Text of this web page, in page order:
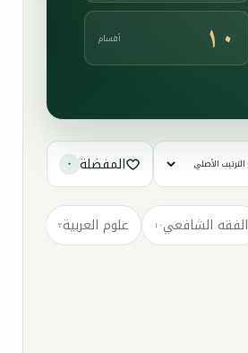
١٠ أقسام
المفضلة ٠
الفقه الشافعي١٠ علوم العربية٣